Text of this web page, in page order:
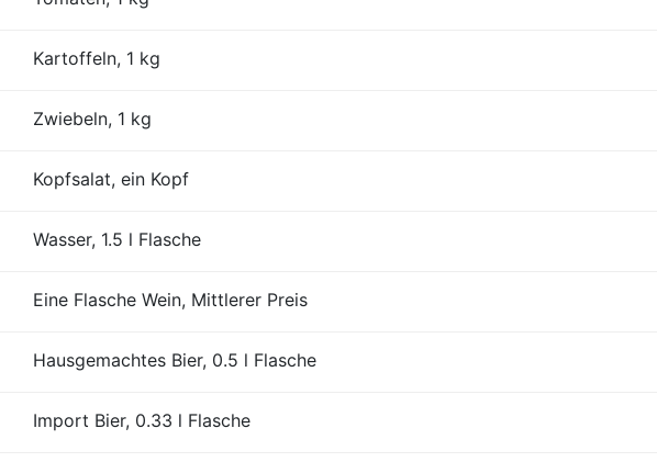
Kartoffeln, 1 kg
Zwiebeln, 1 kg
Kopfsalat, ein Kopf
Wasser, 1.5 l Flasche
Eine Flasche Wein, Mittlerer Preis
Hausgemachtes Bier, 0.5 l Flasche
Import Bier, 0.33 l Flasche